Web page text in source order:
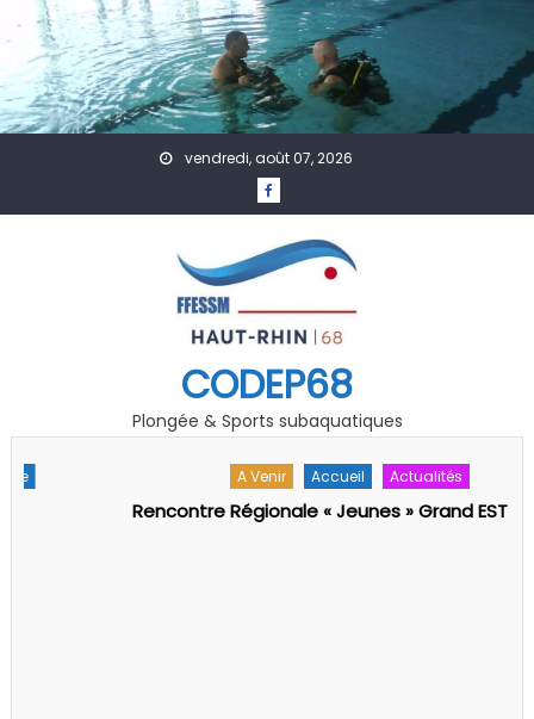
Skip to content
vendredi, août 07, 2026
CODEP68
Plongée & Sports subaquatiques
Accueil Actualités
Rencontre Régionale « Jeunes » Grand EST FFESSM